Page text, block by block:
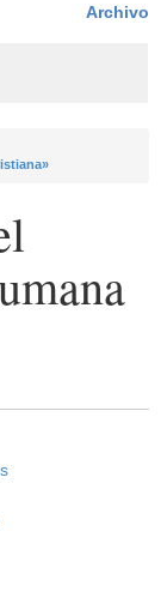
Archivo